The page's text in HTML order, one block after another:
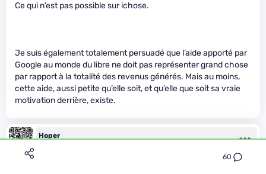
60
Ce qui n’est pas possible sur ichose.
Je suis également totalement persuadé que l’aide apporté par
Google au monde du libre ne doit pas représenter grand chose
par rapport à la totalité des revenus générés. Mais au moins,
cette aide, aussi petite qu’elle soit, et qu’elle que soit sa vraie
motivation derrière, existe.
Hoper